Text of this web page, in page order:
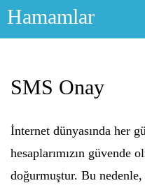
Skip
Hamamlar
SMS Onay
İnternet dünyasında her
hesaplarımızın güvende
doğurmuştur. Bu